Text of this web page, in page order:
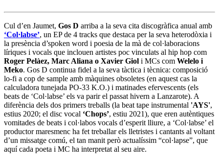
Cul d’en Jaumet, Gos D arriba a la seva cita discogràfica anual amb
‘Col·labse’, un EP de 4 tracks que destaca per la seva heterodòxia i
la presència d’spoken word i poesia de la mà de col·laboracions
líriques i vocals que inclouen artistes poc vinculats al hip hop com
Roger Pelàez, Marc Aliana o Xavier Giol i MCs com Welelo i
Meko. Gos D continua fidel a la seva tàctica i tècnica: composició
lo-fi a cop de sample amb màquines obsoletes (en aquest cas la
calculadora tunejada PO-33 K.O.) i matinades efervescents (els
beats de ‘Col·labse’ els va parir el passat hivern a Lanzarote). A
diferència dels dos primers treballs (la beat tape instrumental 'AYS',
estius 2020; el disc vocal ‘Chops’, estiu 2021), que eren autèntiques
vomitades de beats i col·labos vocals d’esperit lliure, a ‘Col·labse’ el
productor maresmenc ha fet treballar els lletristes i cantants al voltant
d’un missatge comú, el tan manit però actualíssim “col·lapse”, que
aquí cada poeta i MC ha interpretat al seu aire.